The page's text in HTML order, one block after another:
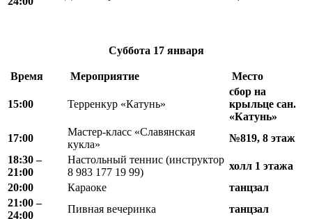
Суббота 17 января
Время Мероприятие Место
15:00 Терренкур «Катунь»
сбор на
крыльце сан.
«Катунь»
17:00
Мастер-класс «Славянская
кукла»
№819, 8 этаж
18:30 –
21:00
Настольный теннис (инструктор
8 983 177 19 99)
холл 1 этажа
20:00
Караоке
танцзал
21:00 –
24:00
Пивная вечеринка танцзал